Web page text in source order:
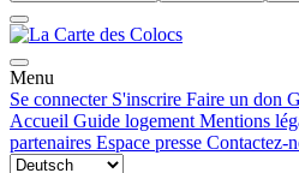
Menu
Se connecter S'inscrire Faire un don
Accueil Guide logement Mentions
partenaires Espace presse Contactez-